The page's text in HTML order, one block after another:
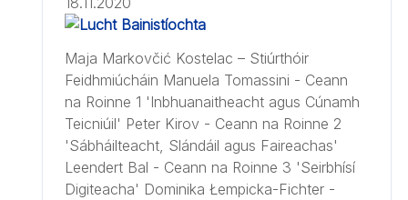
Maja Markovčić Kostelac – Stiúrthóir
Feidhmiúcháin Manuela Tomassini - Ceann
na Roinne 1 'Inbhuanaitheacht agus Cúnamh
Teicniúil' Peter Kirov - Ceann na Roinne 2
'Sábháilteacht, Slándáil agus Faireachas'
Leendert Bal - Ceann na Roinne 3 'Seirbhísí
Digiteacha' Dominika Łempicka-Fichter -